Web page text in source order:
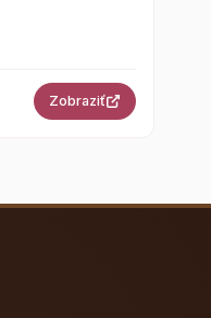
Zobraziť